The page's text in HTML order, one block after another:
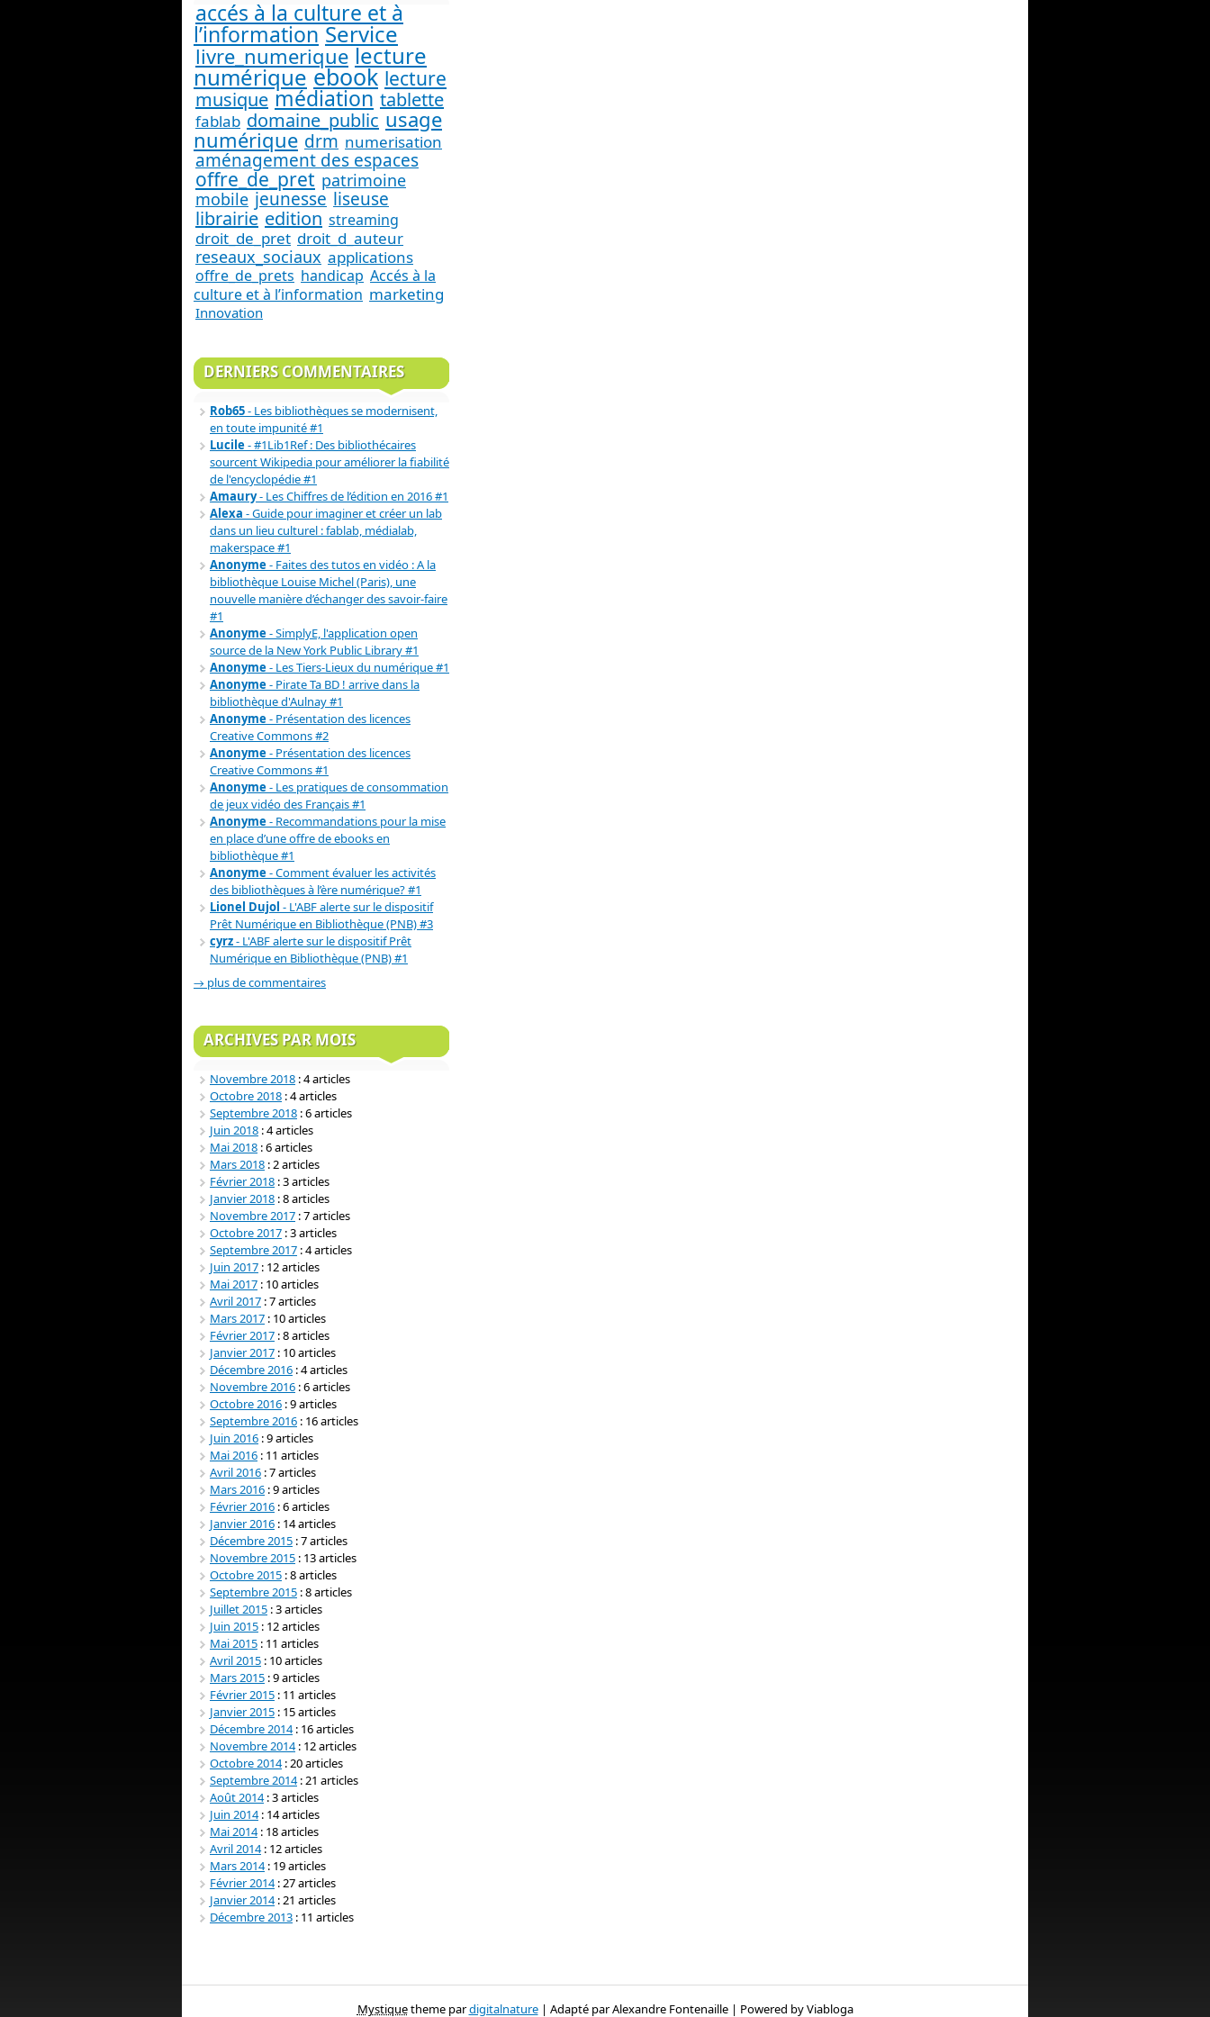
accés à la culture et à
l’information Service
livre_numerique lecture
numérique ebook lecture
musique médiation tablette
fablab domaine_public usage
numérique drm numerisation
aménagement des espaces
offre_de_pret patrimoine
mobile jeunesse liseuse
librairie edition streaming
droit_de_pret droit_d_auteur
reseaux_sociaux applications
offre_de_prets handicap Accés à la
culture et à l’information marketing
Innovation
DERNIERS COMMENTAIRES
Rob65- Les bibliothèques se modernisent,
en toute impunité #1
Lucile- #1Lib1Ref : Des bibliothécaires
sourcent Wikipedia pour améliorer la fiabilité
de l'encyclopédie #1
Amaury- Les Chiffres de l’édition en 2016 #1
Alexa - Guide pour imaginer et créer un lab
dans un lieu culturel : fablab, médialab,
makerspace #1
Anonyme- Faites des tutos en vidéo : A la
bibliothèque Louise Michel (Paris), une
nouvelle manière d’échanger des savoir-faire
#1
Anonyme- SimplyE, l'application open
source de la New York Public Library #1
Anonyme- Les Tiers-Lieux du numérique #1
Anonyme- Pirate Ta BD ! arrive dans la
bibliothèque d'Aulnay #1
Anonyme- Présentation des licences
Creative Commons #2
Anonyme- Présentation des licences
Creative Commons #1
Anonyme- Les pratiques de consommation
de jeux vidéo des Français #1
Anonyme- Recommandations pour la mise
en place d’une offre de ebooks en
bibliothèque #1
Anonyme- Comment évaluer les activités
des bibliothèques à l’ère numérique? #1
Lionel Dujol - L'ABF alerte sur le dispositif
Prêt Numérique en Bibliothèque (PNB) #3
cyrz- L'ABF alerte sur le dispositif Prêt
Numérique en Bibliothèque (PNB) #1
→ plus de commentaires
ARCHIVES PAR MOIS
Novembre 2018 : 4 articles
Octobre 2018 : 4 articles
Septembre 2018 : 6 articles
Juin 2018 : 4 articles
Mai 2018 : 6 articles
Mars 2018 : 2 articles
Février 2018 : 3 articles
Janvier 2018 : 8 articles
Novembre 2017 : 7 articles
Octobre 2017 : 3 articles
Septembre 2017 : 4 articles
Juin 2017 : 12 articles
Mai 2017 : 10 articles
Avril 2017 : 7 articles
Mars 2017 : 10 articles
Février 2017 : 8 articles
Janvier 2017 : 10 articles
Décembre 2016 : 4 articles
Novembre 2016 : 6 articles
Octobre 2016 : 9 articles
Septembre 2016 : 16 articles
Juin 2016 : 9 articles
Mai 2016 : 11 articles
Avril 2016 : 7 articles
Mars 2016 : 9 articles
Février 2016 : 6 articles
Janvier 2016 : 14 articles
Décembre 2015 : 7 articles
Novembre 2015 : 13 articles
Octobre 2015 : 8 articles
Septembre 2015 : 8 articles
Juillet 2015 : 3 articles
Juin 2015 : 12 articles
Mai 2015 : 11 articles
Avril 2015 : 10 articles
Mars 2015 : 9 articles
Février 2015 : 11 articles
Janvier 2015 : 15 articles
Décembre 2014: 16 articles
Novembre 2014: 12 articles
Octobre 2014: 20 articles
Septembre 2014: 21 articles
Août 2014: 3 articles
Juin 2014: 14 articles
Mai 2014: 18 articles
Avril 2014: 12 articles
Mars 2014: 19 articles
Février 2014: 27 articles
Janvier 2014: 21 articles
Décembre 2013 : 11 articles
Mystiquetheme pardigitalnature| Adapté par Alexandre Fontenaille | Powered by Viabloga